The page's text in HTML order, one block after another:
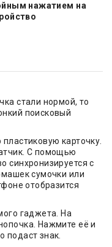
нажатием на
стали нормой, то
поисковый
карточку.
С помощью
синхронизируется с
сумочки или
отобразится
гаджета. На
Нажмите её и
подаст знак.